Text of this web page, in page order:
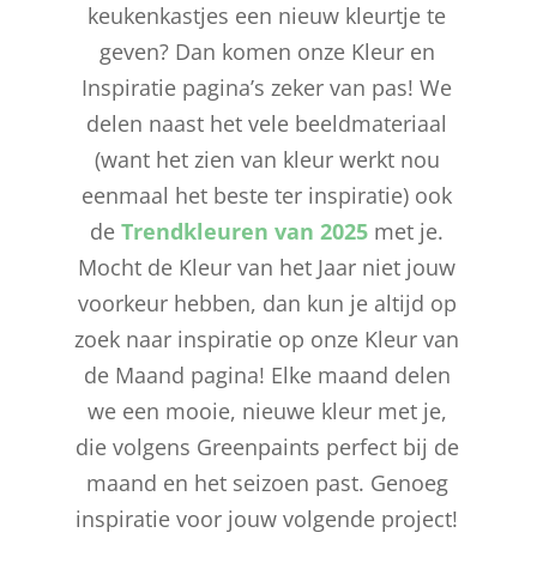
keukenkastjes een nieuw kleurtje te
geven? Dan komen onze Kleur en
Inspiratie pagina’s zeker van pas! We
delen naast het vele beeldmateriaal
(want het zien van kleur werkt nou
eenmaal het beste ter inspiratie) ook
deTrendkleuren van 2025 met je.
Mocht de Kleur van het Jaar niet jouw
voorkeur hebben, dan kun je altijd op
zoek naar inspiratie op onze Kleur van
de Maand pagina! Elke maand delen
we een mooie, nieuwe kleur met je,
die volgens Greenpaints perfect bij de
maand en het seizoen past. Genoeg
inspiratie voor jouw volgende project!